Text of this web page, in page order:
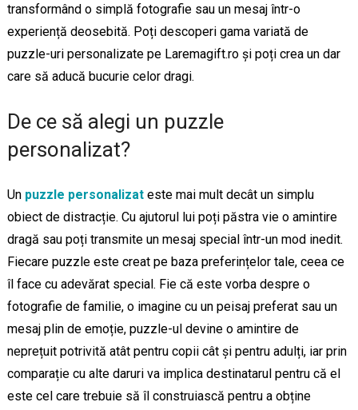
transformând o simplă fotografie sau un mesaj într-o
experiență deosebită. Poți descoperi gama variată de
puzzle-uri personalizate pe Laremagift.ro și poți crea un dar
care să aducă bucurie celor dragi.
De ce să alegi un puzzle
personalizat?
Un puzzle personalizateste mai mult decât un simplu
obiect de distracție. Cu ajutorul lui poți păstra vie o amintire
dragă sau poți transmite un mesaj special într-un mod inedit.
Fiecare puzzle este creat pe baza preferințelor tale, ceea ce
îl face cu adevărat special. Fie că este vorba despre o
fotografie de familie, o imagine cu un peisaj preferat sau un
mesaj plin de emoție, puzzle-ul devine o amintire de
neprețuit potrivită atât pentru copii cât și pentru adulți, iar prin
comparație cu alte daruri va implica destinatarul pentru că el
este cel care trebuie să îl construiască pentru a obține